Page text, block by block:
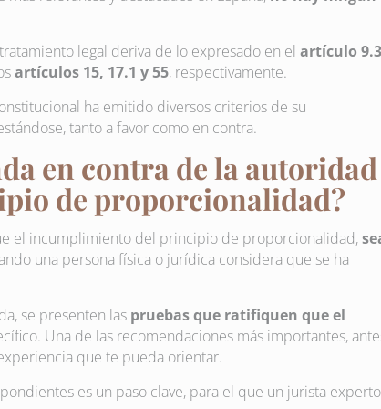
legal deriva de lo expresado en el artículo 9.3
artículos 15, 17.1 y 55, respectivamente.
ha emitido diversos criterios de su
tanto a favor como en contra.
en contra de la autoridad
de proporcionalidad?
el incumplimiento del principio de proporcionalidad,
una persona física o jurídica considera que se ha
se presenten las pruebas que ratifiquen que el
Una de las recomendaciones más importantes,
que te pueda orientar.
es un paso clave, para el que un jurista experto